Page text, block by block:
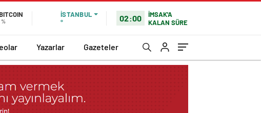
%
İSTANBUL
°
02:00
İMSAK'A
KALAN SÜRE
Yazarlar Gazeteler